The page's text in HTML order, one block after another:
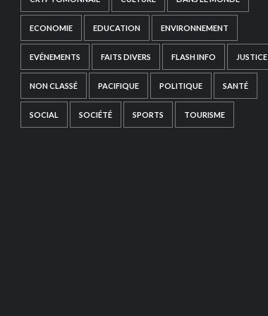
ECONOMIE EDUCATION ENVIRONNEMENT
EVÉNEMENTS FAITS DIVERS FLASH INFO JUSTICE
NON CLASSÉ PACIFIQUE POLITIQUE SANTÉ
SOCIAL SOCIÉTÉ SPORTS TOURISME